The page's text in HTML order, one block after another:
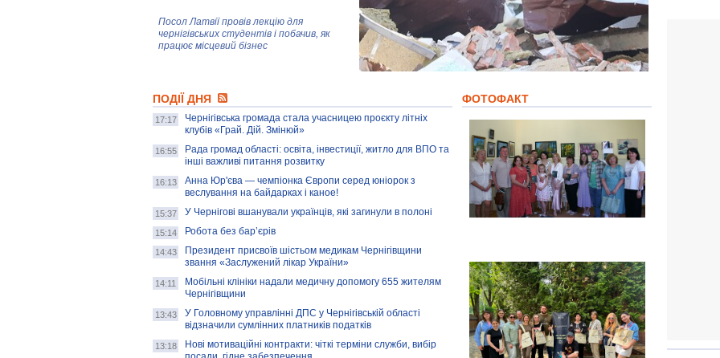
Посол Латвії провів лекцію для
чернігівських студентів і побачив, як
працює місцевий бізнес
колекцію про війну, емоції та тварин
AB InBev Efes Україна підтримала
навчальний проєкт "Молодіжна бізнес-
школа", спрямований на розвиток
підприємництва у Чернігівській області
Золота тварина: видання Forbes
написало про чернігівця Патрона: хто і
скільки на ньому заробляє? І куди
витрачають?
ПОДІЇ ДНЯ
17:17
Чернігівська громада стала учасницею проєкту літніх
клубів «Грай. Дій. Змінюй»
16:55
Рада громад області: освіта, інвестиції, житло для ВПО та
інші важливі питання розвитку
16:13
Анна Юр'єва — чемпіонка Європи серед юніорок з
веслування на байдарках і каное!
15:37 У Чернігові вшанували українців, які загинули в полоні
15:14 Робота без бар’єрів
14:43
Президент присвоїв шістьом медикам Чернігівщини
звання «Заслужений лікар України»
14:11
Мобільні клініки надали медичну допомогу 655 жителям
Чернігівщини
13:43
У Головному управлінні ДПС у Чернігівській області
відзначили сумлінних платників податків
13:18
Нові мотиваційні контракти: чіткі терміни служби, вибір
ФОТОФАКТ